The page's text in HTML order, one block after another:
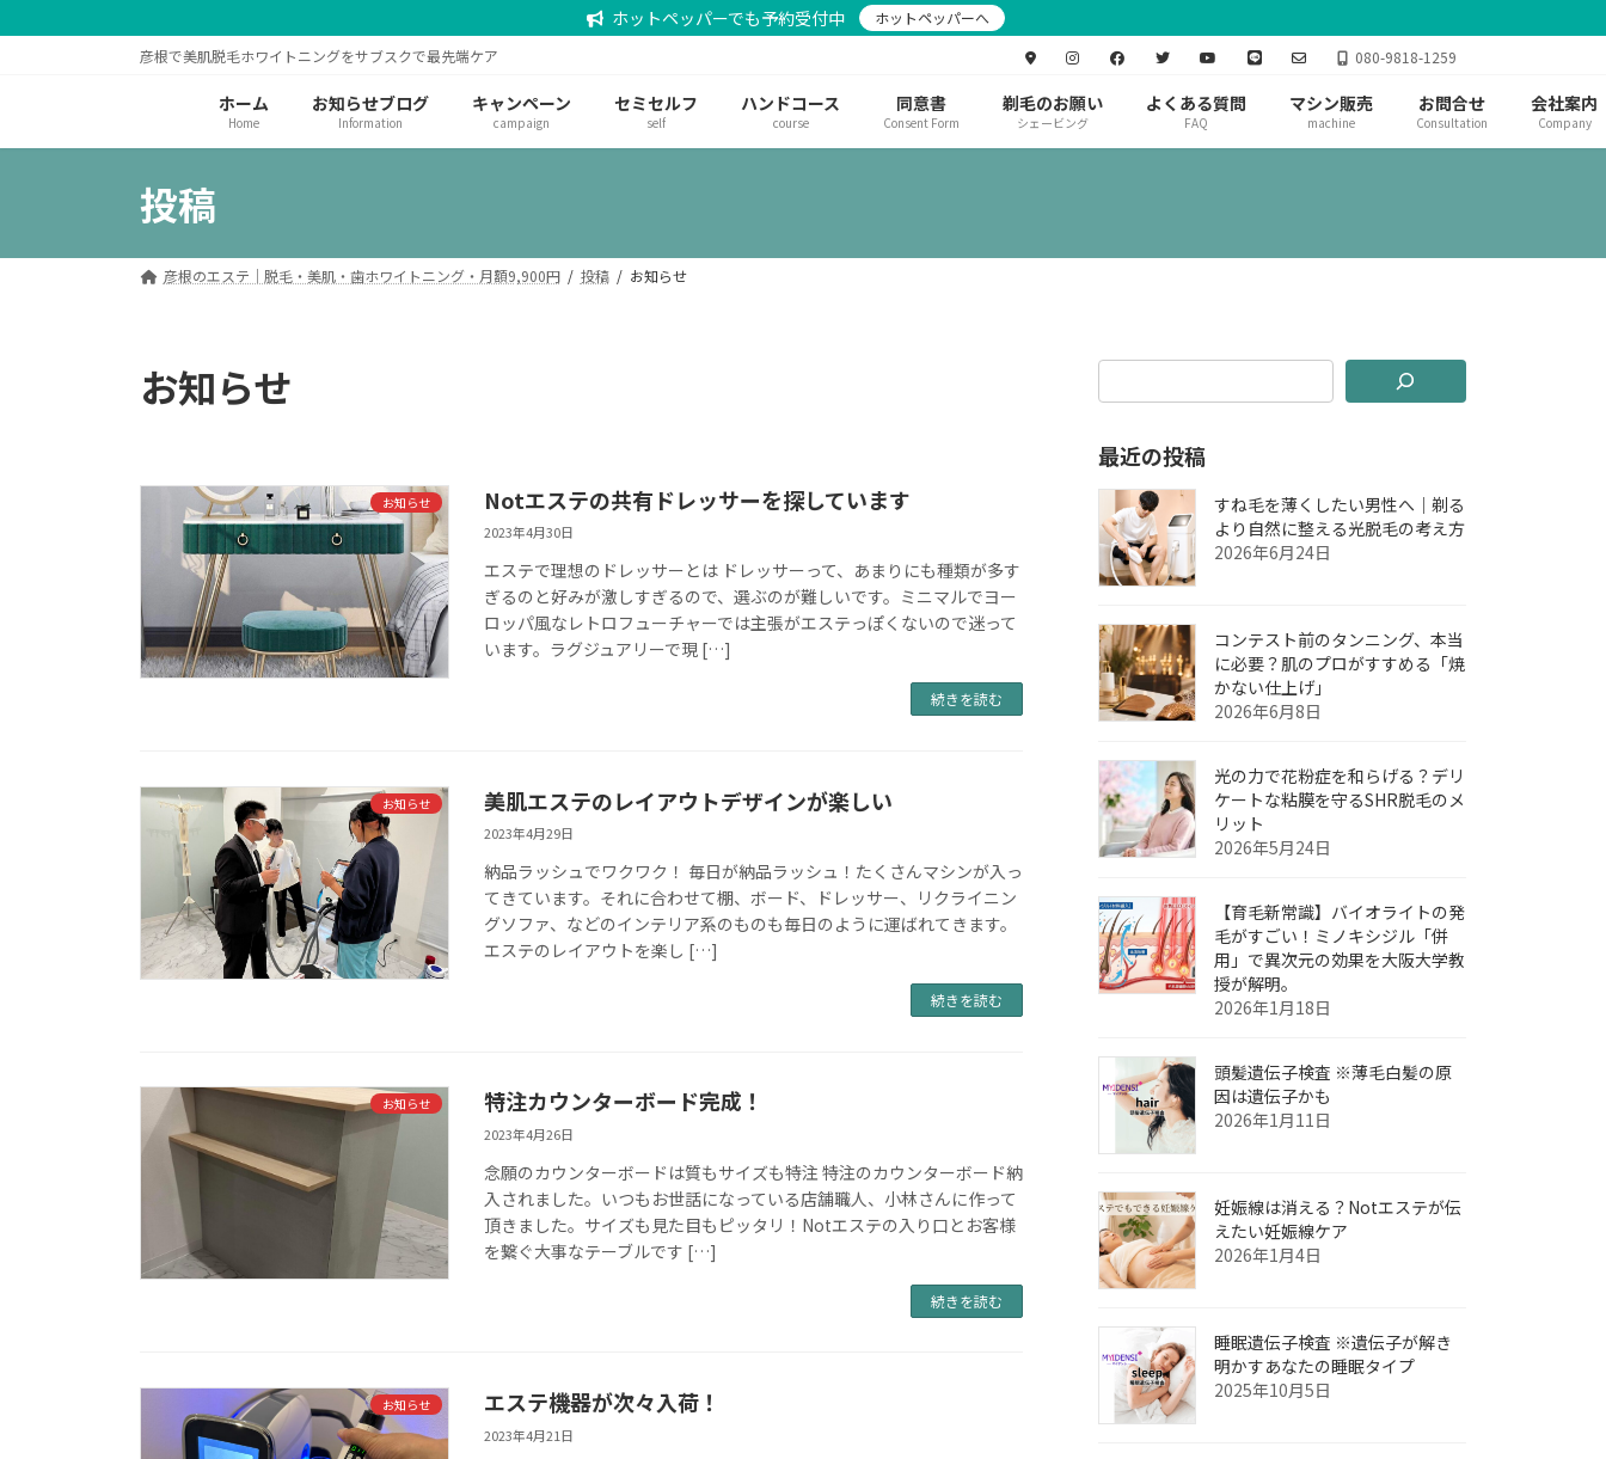
ン
へ
ビ
ョ
ホットペッパーでも予約受付中
ホットペッパーへ
彦根で美肌脱毛ホワイトニングをサブスクで最先端ケア
080-9818-1259
ホーム
Home
お知らせブログ
Information
キャンペーン
campaign
セミセルフ
self
ハンドコース
course
同意書
Consent Form
剃毛のお願い
シェービング
よくある質問
FAQ
マシン販売
machine
お問合せ
Consultation
会社案内
Company
投稿
彦根のエステ｜脱毛・美肌・歯ホワイトニング・月額9,900円 投稿 お知らせ
お知らせ
お知らせ Notエステの共有ドレッサーを探しています
2023年4月30日
エステで理想のドレッサーとは ドレッサーって、あまりにも種類が多す
ぎるのと好みが激しすぎるので、選ぶのが難しいです。ミニマルでヨー
ロッパ風なレトロフューチャーでは主張がエステっぽくないので迷って
います。ラグジュアリーで現 […]
続きを読む
お知らせ 美肌エステのレイアウトデザインが楽しい
2023年4月29日
納品ラッシュでワクワク！ 毎日が納品ラッシュ！たくさんマシンが入っ
てきています。それに合わせて棚、ボード、ドレッサー、リクライニン
グソファ、などのインテリア系のものも毎日のように運ばれてきます。
エステのレイアウトを楽し […]
続きを読む
お知らせ 特注カウンターボード完成！
2023年4月26日
念願のカウンターボードは質もサイズも特注 特注のカウンターボード納
入されました。いつもお世話になっている店舗職人、小林さんに作って
頂きました。サイズも見た目もピッタリ！Notエステの入り口とお客様
を繋ぐ大事なテーブルです […]
続きを読む
お知らせ エステ機器が次々入荷！
2023年4月21日
最近の投稿
すね毛を薄くしたい男性へ｜剃る
より自然に整える光脱毛の考え方
2026年6月24日
コンテスト前のタンニング、本当
に必要？肌のプロがすすめる「焼
かない仕上げ」
2026年6月8日
光の力で花粉症を和らげる？デリ
ケートな粘膜を守るSHR脱毛のメ
リット
2026年5月24日
【育毛新常識】バイオライトの発
毛がすごい！ミノキシジル「併
用」で異次元の効果を大阪大学教
授が解明。
2026年1月18日
頭髪遺伝子検査 ※薄毛白髪の原
因は遺伝子かも
2026年1月11日
妊娠線は消える？Notエステが伝
えたい妊娠線ケア
2026年1月4日
睡眠遺伝子検査 ※遺伝子が解き
明かすあなたの睡眠タイプ
2025年10月5日